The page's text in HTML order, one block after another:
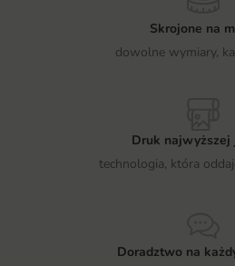
Skrojone na
dowolne wymiary,
Druk najwyższej
technologia, która
Doradztwo na